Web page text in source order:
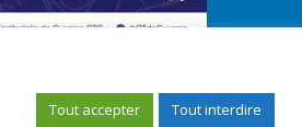
Tout accepter Tout interdire